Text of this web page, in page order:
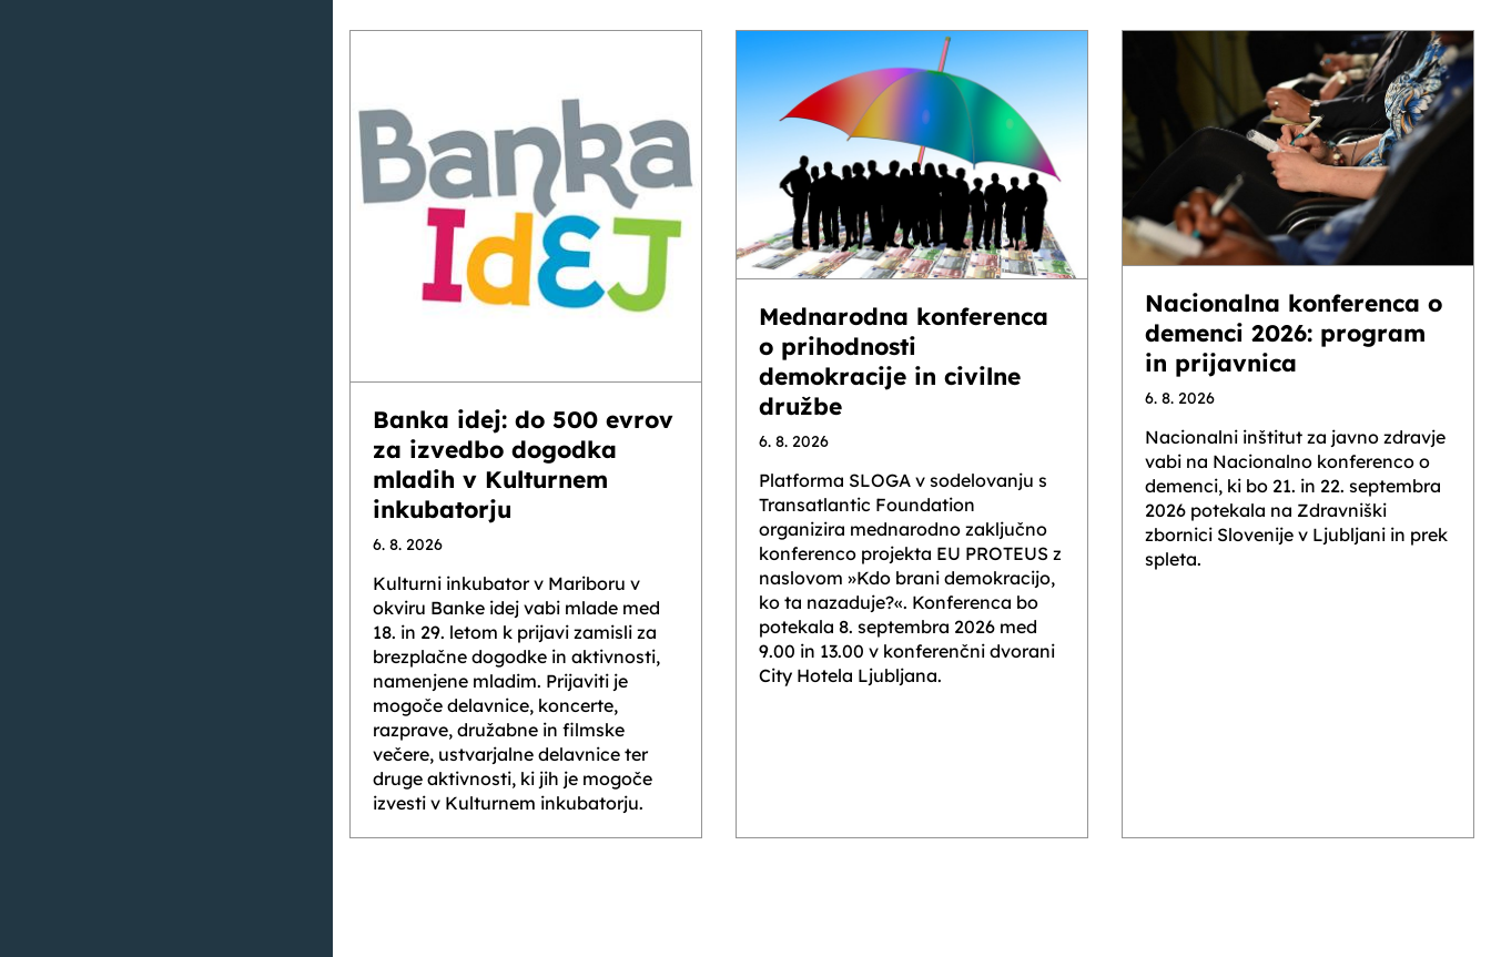
Banka idej: do 500 evrov
za izvedbo dogodka
mladih v Kulturnem
inkubatorju
6. 8. 2026
Kulturni inkubator v Mariboru v
okviru Banke idej vabi mlade med
18. in 29. letom k prijavi zamisli za
brezplačne dogodke in aktivnosti,
namenjene mladim. Prijaviti je
mogoče delavnice, koncerte,
razprave, družabne in filmske
večere, ustvarjalne delavnice ter
druge aktivnosti, ki jih je mogoče
izvesti v Kulturnem inkubatorju.
Mednarodna konferenca
o prihodnosti
demokracije in civilne
družbe
6. 8. 2026
Platforma SLOGA v sodelovanju s
Transatlantic Foundation
organizira mednarodno zaključno
konferenco projekta EU PROTEUS z
naslovom »Kdo brani demokracijo,
ko ta nazaduje?«. Konferenca bo
potekala 8. septembra 2026 med
9.00 in 13.00 v konferenčni dvorani
City Hotela Ljubljana.
Nacionalna konferenca o
demenci 2026: program
in prijavnica
6. 8. 2026
Nacionalni inštitut za javno zdravje
vabi na Nacionalno konferenco o
demenci, ki bo 21. in 22. septembra
2026 potekala na Zdravniški
zbornici Slovenije v Ljubljani in prek
spleta.